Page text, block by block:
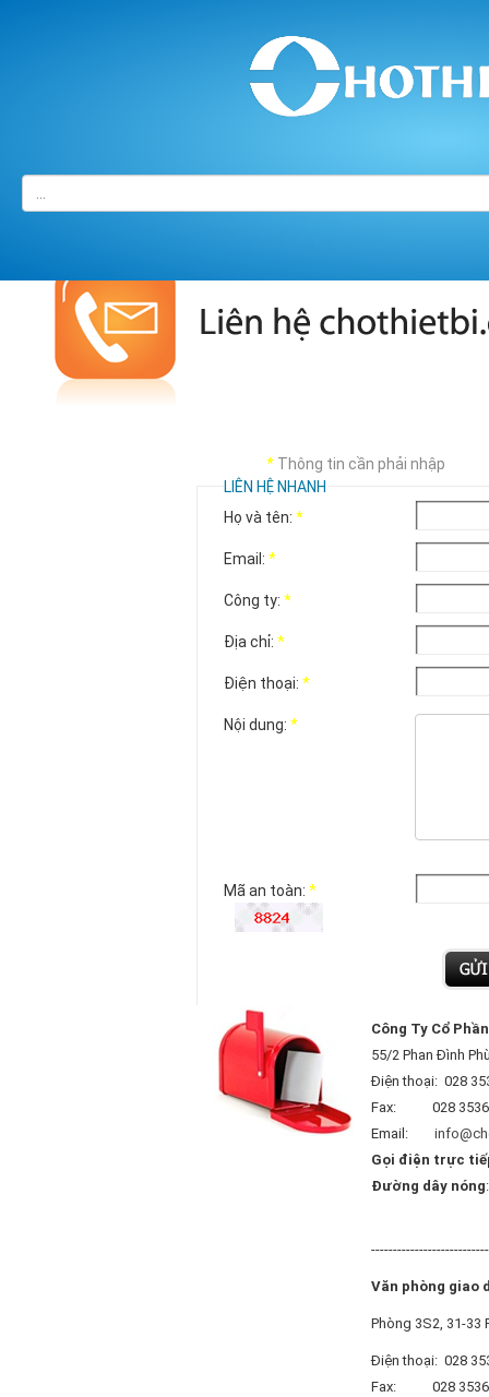
* Thông tin cần phải nhập
LIÊN HỆ NHANH
Họ và tên: *
Email: *
Công ty: *
Địa chỉ: *
Điện thoại: *
Nội dung: *
Mã an toàn: *
Công Ty Cổ
55/2 Phan Đình
Điện thoại: 028
Fax: 028 3536
Email:
Gọi điện trực
Đường dây nóng
Văn phòng giao
Phòng 3S2, 31-33
Điện thoại: 028
Fax: 028 3536